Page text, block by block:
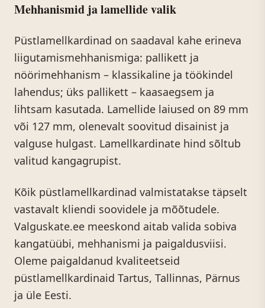
Mehhanismid ja lamellide valik
Püstlamellkardinad on saadaval kahe erineva
liigutamismehhanismiga: pallikett ja
nöörimehhanism – klassikaline ja töökindel
lahendus; üks pallikett – kaasaegsem ja
lihtsam kasutada. Lamellide laiused on 89 mm
või 127 mm, olenevalt soovitud disainist ja
valguse hulgast. Lamellkardinate hind sõltub
valitud kangagrupist.
Kõik püstlamellkardinad valmistatakse täpselt
vastavalt kliendi soovidele ja mõõtudele.
Valguskate.ee meeskond aitab valida sobiva
kangatüübi, mehhanismi ja paigaldusviisi.
Oleme paigaldanud kvaliteetseid
püstlamellkardinaid Tartus, Tallinnas, Pärnus
ja üle Eesti.